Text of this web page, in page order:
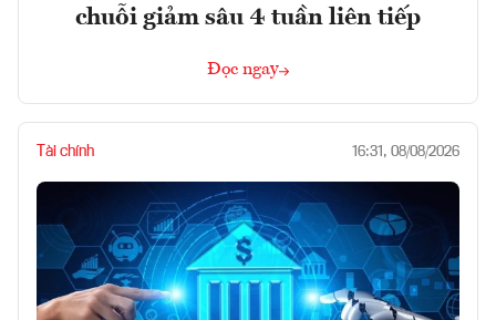
chuỗi giảm sâu 4 tuần liên tiếp
Đọc ngay
Tài chính 16:31, 08/08/2026